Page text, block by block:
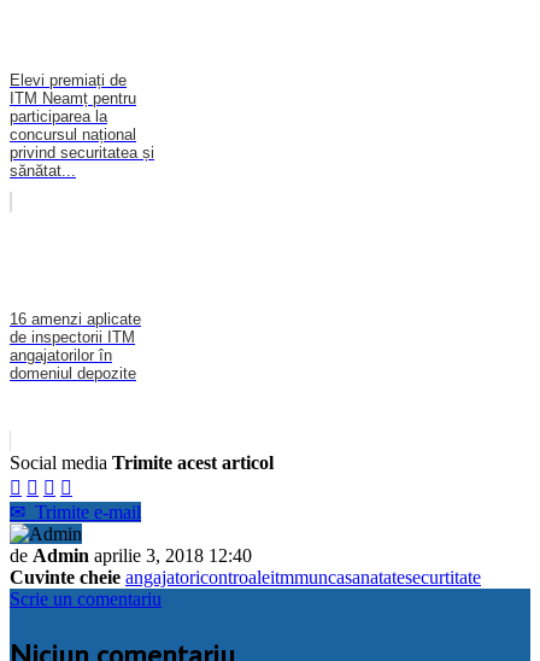
Elevi premiați de
ITM Neamț pentru
participarea la
concursul național
privind securitatea și
sănătat...
16 amenzi aplicate
de inspectorii ITM
angajatorilor în
domeniul depozite
Social media Trimite acest articol
   
✉ Trimite e-mail
de Admin aprilie 3, 2018 12:40
Cuvinte cheie angajatoricontroaleitmmuncasanatatesecurtitate
Scrie un comentariu
Niciun comentariu